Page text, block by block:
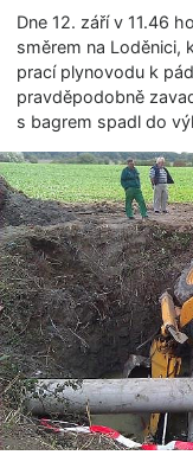
Dne 12. září v 11.46
směrem na Loděnici,
prací plynovodu k
pravděpodobně
s bagrem spadl do